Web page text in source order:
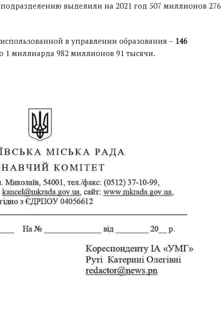
подразделению выделили на 2021 год 507 миллионов 276
в управлении образования – 146
1 миллиарда 982 миллионов 91 тысячи.